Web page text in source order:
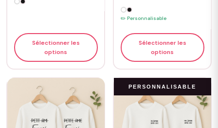
Sélectionner les
options
✏️ Personnalisable
Sélectionner les
options
PERSONNALISABLE